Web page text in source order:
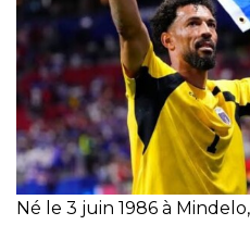
Né le 3 juin 1986 à